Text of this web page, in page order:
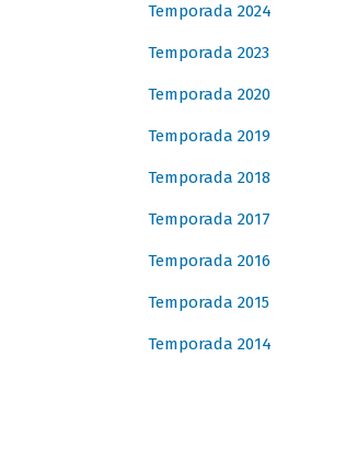
Temporada 2024
Temporada 2023
Temporada 2020
Temporada 2019
Temporada 2018
Temporada 2017
Temporada 2016
Temporada 2015
Temporada 2014